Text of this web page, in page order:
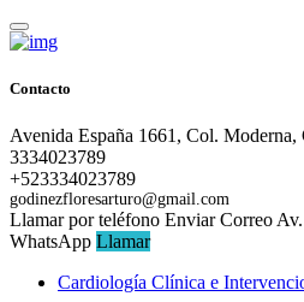
Contacto
Avenida España 1661, Col. Moderna,
3334023789
+523334023789
godinezfloresarturo@gmail.com
Llamar por teléfono Enviar Correo
WhatsApp Llamar
Cardiología Clínica e